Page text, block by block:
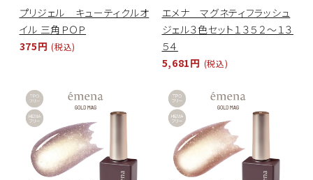
プリジェル キューティクルオ
イル 三角ＰＯＰ
375円 (税込)
エメナ マグネティフラッシュ
ジェル３色セット１３５２～１３
５４
5,681円 (税込)